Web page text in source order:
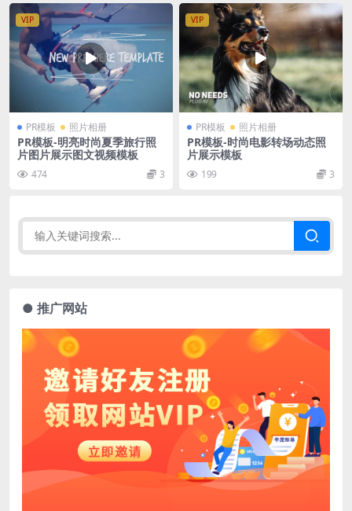
VIP
PR模板 照片相册
PR模板-明亮时尚夏季旅行照
片图片展示图文视频模板
474 3
VIP
PR模板 照片相册
PR模板-时尚电影转场动态照
片展示模板
199 3
● 推广网站